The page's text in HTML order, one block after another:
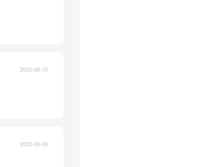
2025-08-10
2025-08-08